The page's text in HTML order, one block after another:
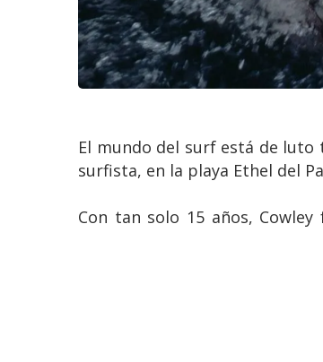
El mundo del surf está de luto
surfista, en la playa Ethel del
Con tan solo 15 años,